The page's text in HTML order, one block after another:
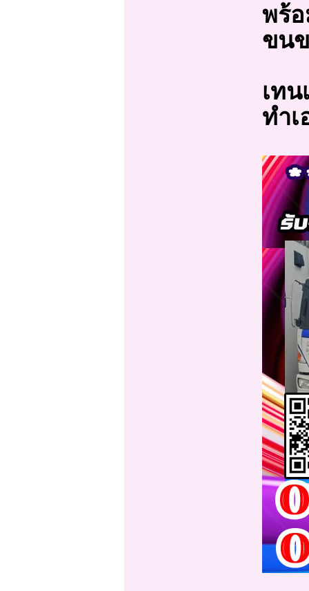
พร้
ขน
เท
ทำ